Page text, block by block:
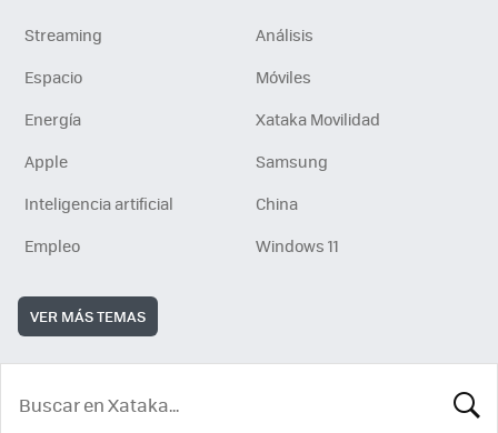
Streaming
Análisis
Espacio
Móviles
Energía
Xataka Movilidad
Apple
Samsung
Inteligencia artificial
China
Empleo
Windows 11
VER MÁS TEMAS